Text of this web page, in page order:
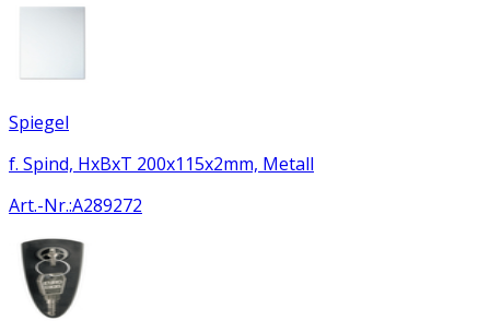
Spiegel
f. Spind, HxBxT 200x115x2mm, Metall
Art.-Nr.:A289272